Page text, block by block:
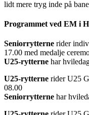
lidt mere tryg inde på
Programmet ved EM i
Seniorrytterne rider
17.00 med medalje
U25-rytterne har
U25-rytterne rider U25
08.00
Seniorrytterne har